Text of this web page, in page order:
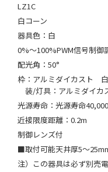
LZ1C
白コーン
器具色：白
0%～100%PWM信号制御
配光角：50°
枠：アルミダイカスト
装/灯具：アルミダイ
光源寿命：光源寿命
近接限度距離：0.2m
制御レンズ付
■取付可能天井厚5～
注）この器具は必ず別売